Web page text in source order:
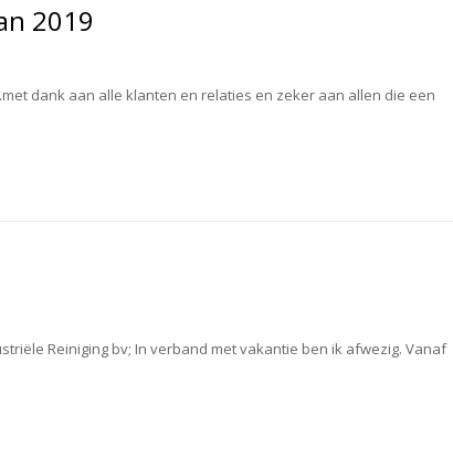
2019
dank aan alle klanten en relaties en zeker aan allen die een
Reiniging bv; In verband met vakantie ben ik afwezig. Vanaf